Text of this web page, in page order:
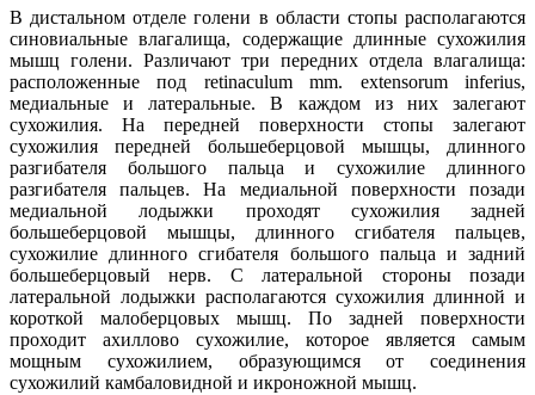
В дистальном отделе голени в области стопы располагаются
синовиальные влагалища, содержащие длинные сухожилия
мышц голени. Различают три передних отдела влагалища:
расположенные под retinaculum mm. extensorum inferius,
медиальные и латеральные. В каждом из них залегают
сухожилия. На передней поверхности стопы залегают
сухожилия передней большеберцовой мышцы, длинного
разгибателя большого пальца и сухожилие длинного
разгибателя пальцев. На медиальной поверхности позади
медиальной лодыжки проходят сухожилия задней
большеберцовой мышцы, длинного сгибателя пальцев,
сухожилие длинного сгибателя большого пальца и задний
большеберцовый нерв. С латеральной стороны позади
латеральной лодыжки располагаются сухожилия длинной и
короткой малоберцовых мышц. По задней поверхности
проходит ахиллово сухожилие, которое является самым
мощным сухожилием, образующимся от соединения
сухожилий камбаловидной и икроножной мышц.